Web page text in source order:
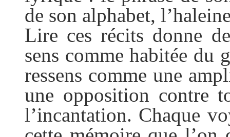
de son alphabet,
Lire ces récits donne
sens comme habitée du
ressens comme une
une opposition contre
l’incantation. Chaque